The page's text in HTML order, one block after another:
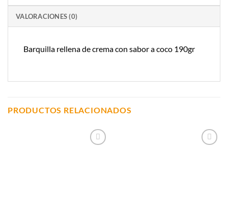
VALORACIONES (0)
Barquilla rellena de crema con sabor a coco 190gr
PRODUCTOS RELACIONADOS